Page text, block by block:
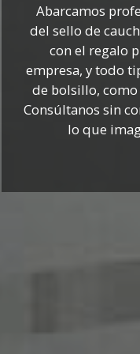
Abarcamos
del sello de
con el regalo
empresa, y todo
de bolsillo,
Consúltanos sin
lo que